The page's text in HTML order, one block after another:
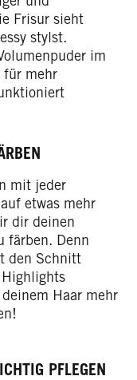
Frisur sieht
stylst.
im
für mehr
mit jeder
etwas mehr
dir deinen
färben. Denn
den Schnitt
Haar mehr
PFLEGEN